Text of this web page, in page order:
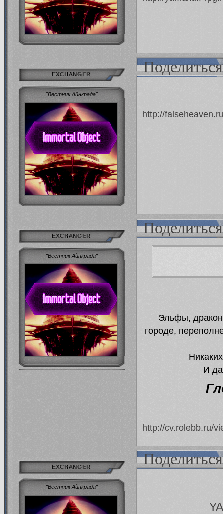
Поделиться
EXCHANGER
"Вестник Айнкрада"
http://
Поделиться
EXCHANGER
"Вестник Айнкрада"
Эльфы,
городе,
И
http://cv.rolebb.ru/
Поделиться
EXCHANGER
"Вестник Айнкрада"